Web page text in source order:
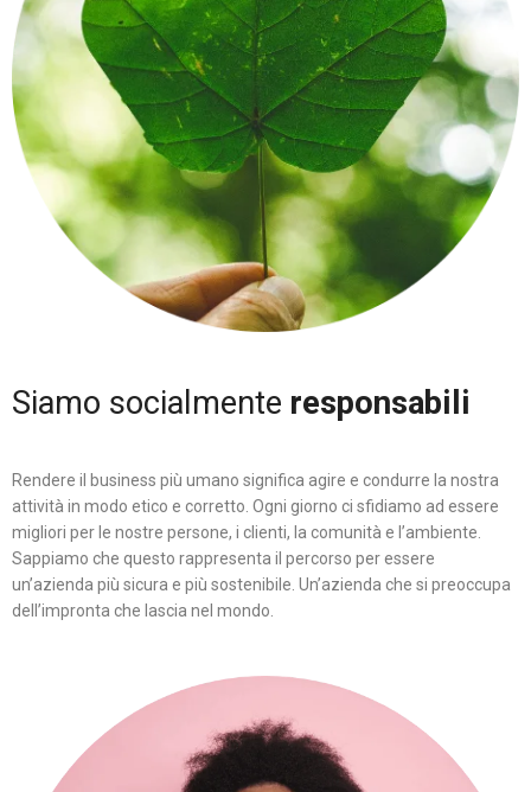
Siamo socialmente responsabili
Rendere il business più umano significa agire e condurre la nostra
attività in modo etico e corretto. Ogni giorno ci sfidiamo ad essere
migliori per le nostre persone, i clienti, la comunità e l’ambiente.
Sappiamo che questo rappresenta il percorso per essere
un’azienda più sicura e più sostenibile. Un’azienda che si preoccupa
dell’impronta che lascia nel mondo.